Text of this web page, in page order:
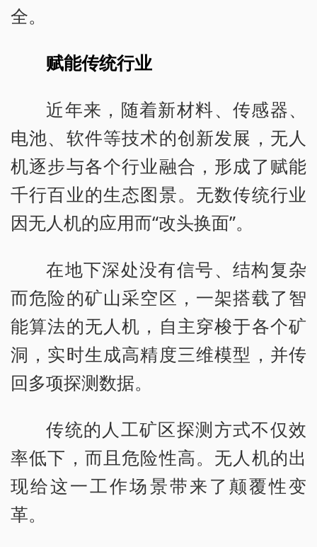
全。
赋能传统行业
近年来，随着新材料、传感器、
电池、软件等技术的创新发展，无人
机逐步与各个行业融合，形成了赋能
千行百业的生态图景。无数传统行业
因无人机的应用而“改头换面”。
在地下深处没有信号、结构复杂
而危险的矿山采空区，一架搭载了智
能算法的无人机，自主穿梭于各个矿
洞，实时生成高精度三维模型，并传
回多项探测数据。
传统的人工矿区探测方式不仅效
率低下，而且危险性高。无人机的出
现给这一工作场景带来了颠覆性变
革。